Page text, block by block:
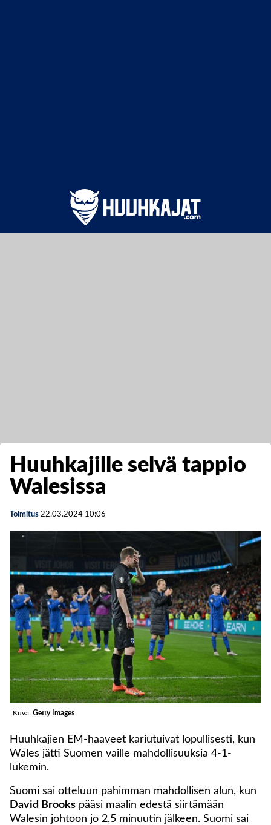
Huuhkajille selvä tappio
Walesissa
Toimitus 22.03.2024 10:06
Kuva: Getty Images
Huuhkajien EM-haaveet kariutuivat lopullisesti, kun
Wales jätti Suomen vaille mahdollisuuksia 4-1-
lukemin.
Suomi sai otteluun pahimman mahdollisen alun, kun
David Brooks pääsi maalin edestä siirtämään
Walesin johtoon jo 2,5 minuutin jälkeen. Suomi sai